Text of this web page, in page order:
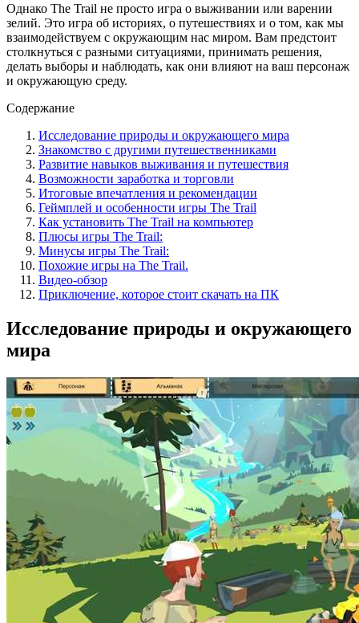
Однако The Trail не просто игра о выживании или варении
зелий. Это игра об историях, о путешествиях и о том, как мы
взаимодействуем с окружающим нас миром. Вам предстоит
столкнуться с разными ситуациями, принимать решения,
делать выборы и наблюдать, как они влияют на ваш персонаж
и окружающую среду.
Содержание
Исследование природы и окружающего мира
Знакомство с другими путешественниками
Развитие навыков выживания и путешествия
Возможности заработка и торговли
Итоговые впечатления и рекомендации
Геймплей и особенности игры The Trail
Как установить The Trail на компьютер
Плюсы игры The Trail:
Минусы игры The Trail:
Похожие игры на The Trail.
Видео-обзор
Приключение, которое стоит скачать на ПК
Исследование природы и окружающего
мира